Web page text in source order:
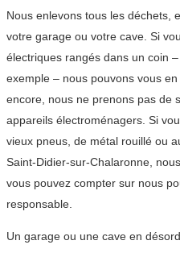
Nous enlevons tous les déchets,
votre garage ou votre cave. Si
électriques rangés dans un coin
exemple – nous pouvons vous
encore, nous ne prenons pas de
appareils électroménagers. Si
vieux pneus, de métal rouillé ou
Saint-Didier-sur-Chalaronne,
vous pouvez compter sur nous
responsable.
Un garage ou une cave en